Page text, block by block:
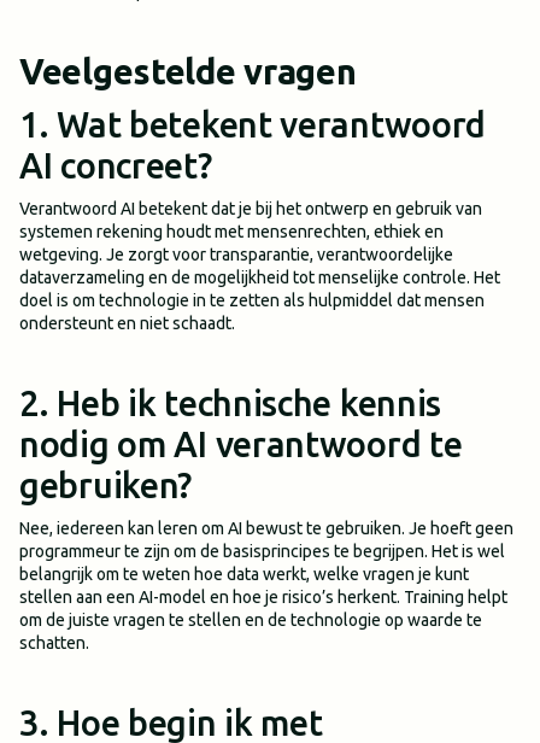
Veelgestelde vragen
1. Wat betekent verantwoord
AI concreet?
Verantwoord AI betekent dat je bij het ontwerp en gebruik van
systemen rekening houdt met mensenrechten, ethiek en
wetgeving. Je zorgt voor transparantie, verantwoordelijke
dataverzameling en de mogelijkheid tot menselijke controle. Het
doel is om technologie in te zetten als hulpmiddel dat mensen
ondersteunt en niet schaadt.
2. Heb ik technische kennis
nodig om AI verantwoord te
gebruiken?
Nee, iedereen kan leren om AI bewust te gebruiken. Je hoeft geen
programmeur te zijn om de basisprincipes te begrijpen. Het is wel
belangrijk om te weten hoe data werkt, welke vragen je kunt
stellen aan een AI-model en hoe je risico’s herkent. Training helpt
om de juiste vragen te stellen en de technologie op waarde te
schatten.
3. Hoe begin ik met